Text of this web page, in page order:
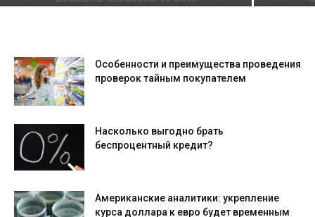
Особенности и преимущества проведения
проверок тайным покупателем
Насколько выгодно брать
беспроцентный кредит?
Американские аналитики: укрепление
курса доллара к евро будет временным